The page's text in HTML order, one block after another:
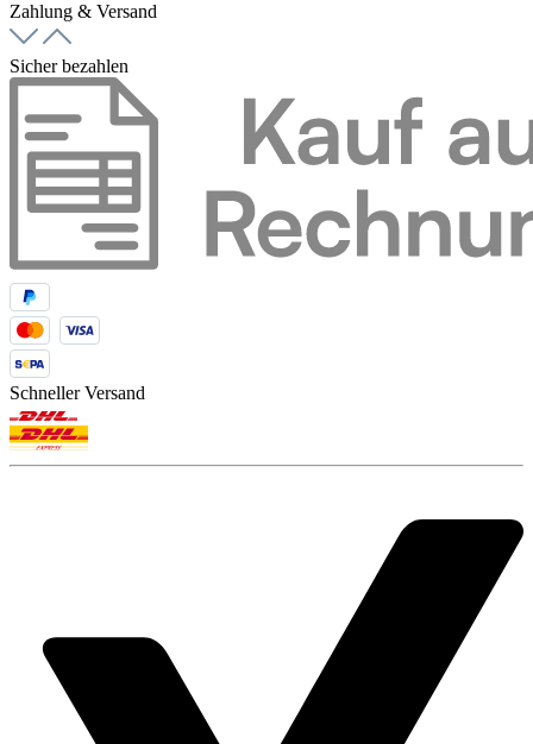
Zahlung & Versand
Sicher bezahlen
Schneller Versand